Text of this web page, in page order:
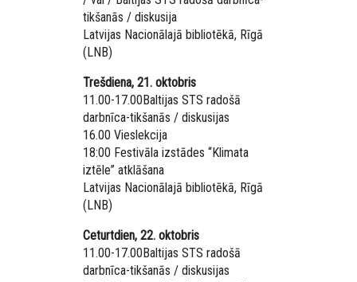
tikšanās / diskusija
Latvijas Nacionālajā bibliotēkā, Rīgā
(LNB)
Trešdiena, 21. oktobris
11.00-17.00Baltijas STS radošā
darbnīca-tikšanās / diskusijas
16.00 Vieslekcija
18:00 Festivāla izstādes “Klimata
iztēle” atklāšana
Latvijas Nacionālajā bibliotēkā, Rīgā
(LNB)
Ceturtdien, 22. oktobris
11.00-17.00Baltijas STS radošā
darbnīca-tikšanās / diskusijas